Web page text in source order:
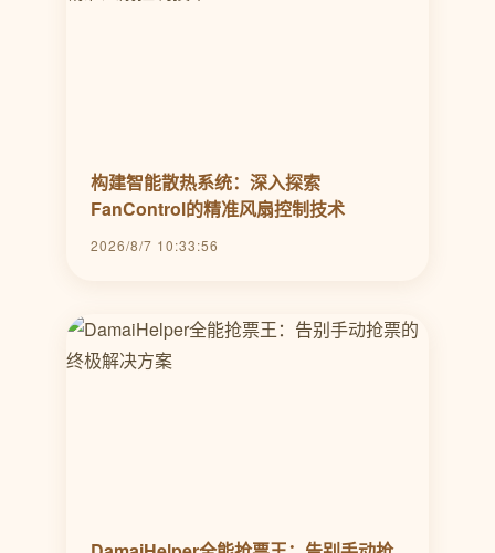
构建智能散热系统：深入探索
FanControl的精准风扇控制技术
2026/8/7 10:33:56